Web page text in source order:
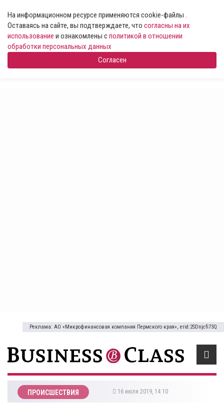
На информационном ресурсе применяются cookie-файлы .
Оставаясь на сайте, вы подтверждаете, что согласны на их
использование и ознакомлены сполитикой в отношении
обработки персональных данных
Согласен
Реклама: АО «Микрофинансовая компания Пермского края», erid:2SDnjcfi73Q
ПРОИСШЕСТВИЯ 16 июля 2019, 14:10